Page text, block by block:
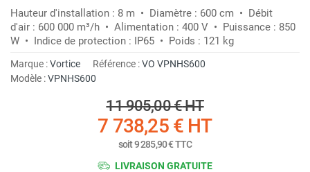
Hauteur d'installation : 8 m • Diamètre : 600 cm • Débit
d'air : 600 000 m³/h • Alimentation : 400 V • Puissance : 850
W • Indice de protection : IP65 • Poids : 121 kg
Marque :Vortice Référence :VO VPNHS600
Modèle :VPNHS600
11 905,00 €HT
7 738,25 € HT
soit9 285,90 €TTC
LIVRAISON GRATUITE